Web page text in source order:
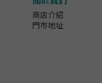
商店介紹
門市地址